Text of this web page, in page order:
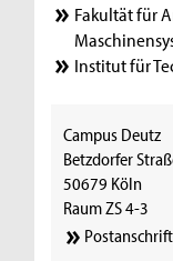
Fakultät für
Institut für
Campus Deutz
Betzdorfer
50679 Köln
Raum ZS 4-3
Postanschrift